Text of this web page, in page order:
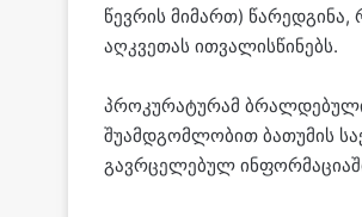
წევრის მიმართ)
აღკვეთას ითვალისწინებს.
პროკურატურამ
შუამდგომლობით ბათუმის
გავრცელებულ